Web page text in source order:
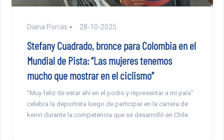
Diana Porras 28-10-2025
Stefany Cuadrado, bronce para Colombia en el
Mundial de Pista: “Las mujeres tenemos
mucho que mostrar en el ciclismo”
“Muy feliz de estar ahí en el podio y representar a mi país”
celebra la deportista luego de participar en la carrera de
keirin durante la competencia que se desarrolló en Chile.